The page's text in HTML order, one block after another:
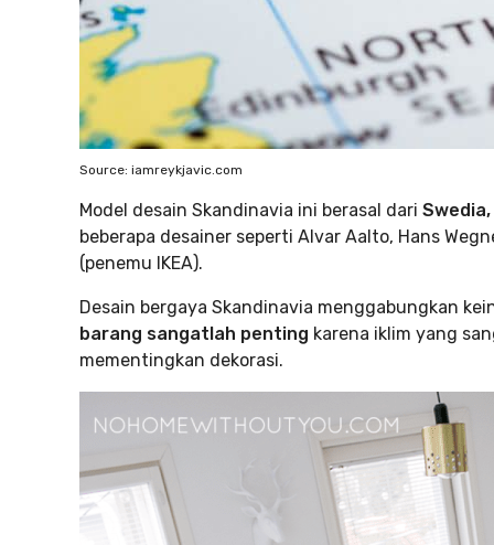
Source: iamreykjavic.com
Model desain Skandinavia ini berasal dari
beberapa desainer seperti Alvar Aalto, Hans
(penemu IKEA).
Desain bergaya Skandinavia menggabungkan
barang sangatlah penting karena iklim yang
mementingkan dekorasi.